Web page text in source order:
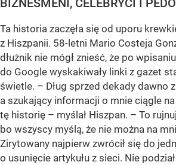
BIZNESMENI, CELEBRYCI I
Ta historia zaczęła się od uporu
z Hiszpanii. 58-letni Mario Costeja
dłużnik nie mógł znieść, że po
do Google wyskakiwały linki z gazet
świetle. – Dług sprzed dekady dawno
a szukający informacji o mnie ciągle
tę historię – myślał Hiszpan. – To
bo wszyscy myślą, że nie można na
Zirytowany najpierw zwrócił się do
o usunięcie artykułu z sieci. Nie